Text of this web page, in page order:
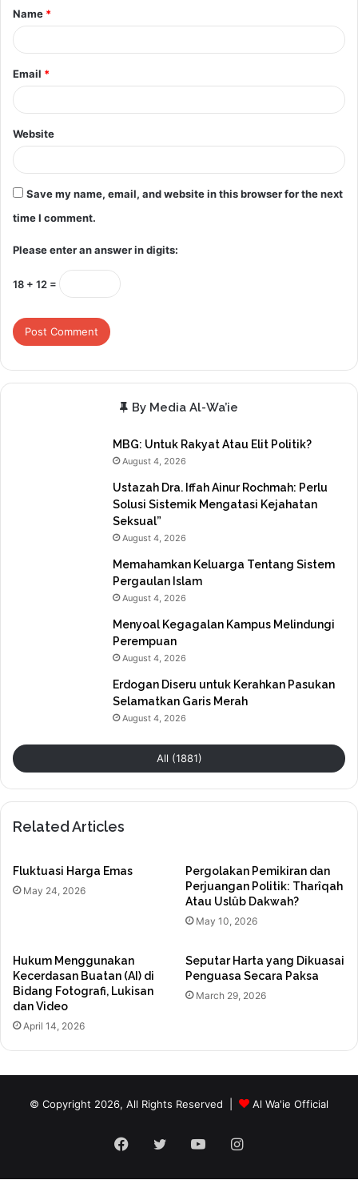
*
Name *
Email *
Website
Save my name, email, and website in this browser for the next
time I comment.
Please enter an answer in digits:
18 + 12 =
By Media Al-Wa’ie
MBG: Untuk Rakyat Atau Elit Politik?
August 4, 2026
Ustazah Dra. Iffah Ainur Rochmah: Perlu
Solusi Sistemik Mengatasi Kejahatan
Seksual”
August 4, 2026
Memahamkan Keluarga Tentang Sistem
Pergaulan Islam
August 4, 2026
Menyoal Kegagalan Kampus Melindungi
Perempuan
August 4, 2026
Erdogan Diseru untuk Kerahkan Pasukan
Selamatkan Garis Merah
August 4, 2026
All (1881)
Related Articles
Fluktuasi Harga Emas
May 24, 2026
Pergolakan Pemikiran dan
Perjuangan Politik: Tharîqah
Atau Uslûb Dakwah?
May 10, 2026
Hukum Menggunakan
Kecerdasan Buatan (AI) di
Bidang Fotografi, Lukisan
dan Video
April 14, 2026
Seputar Harta yang Dikuasai
Penguasa Secara Paksa
March 29, 2026
© Copyright 2026, All Rights Reserved | Al Wa'ie Official
Facebook
Twitter YouTubeInstagram